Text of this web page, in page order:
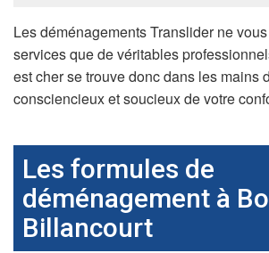
Les déménagements Translider ne
services que de véritables
est cher se trouve donc dans les mains
consciencieux et soucieux de votre
Les formules de
déménagement à
Billancourt